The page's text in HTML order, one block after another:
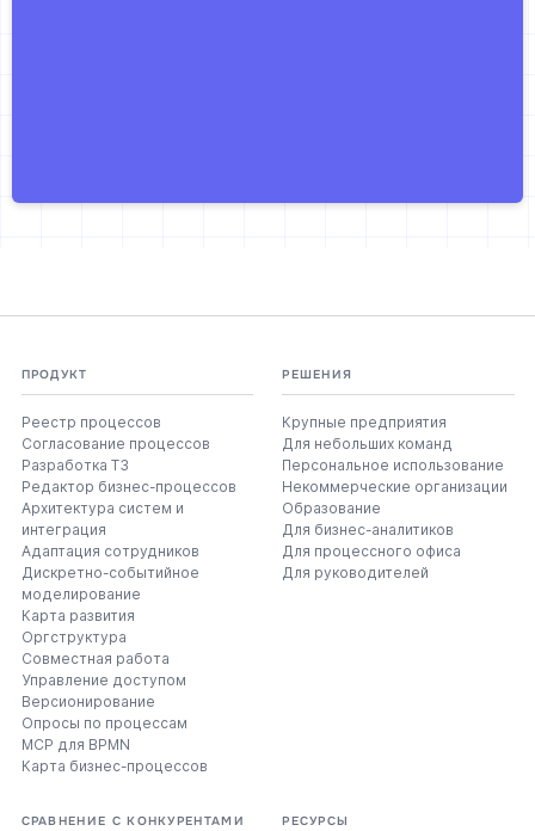
ПРОДУКТ
Реестр процессов
Согласование процессов
Разработка ТЗ
Редактор бизнес-процессов
Архитектура систем и
интеграция
Адаптация сотрудников
Дискретно-событийное
моделирование
Карта развития
Оргструктура
Совместная работа
Управление доступом
Версионирование
Опросы по процессам
MCP для BPMN
Карта бизнес-процессов
РЕШЕНИЯ
Крупные предприятия
Для небольших команд
Персональное использование
Некоммерческие организации
Образование
Для бизнес-аналитиков
Для процессного офиса
Для руководителей
СРАВНЕНИЕ С КОНКУРЕНТАМИ РЕСУРСЫ